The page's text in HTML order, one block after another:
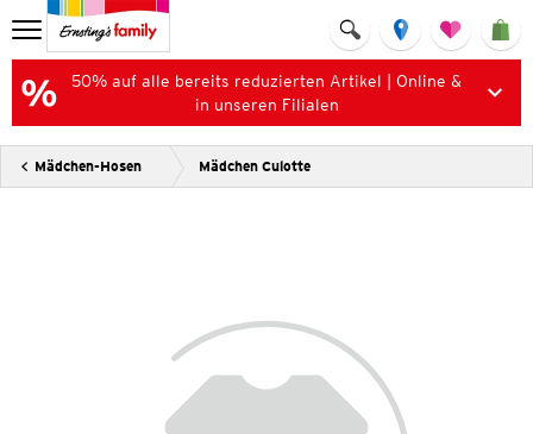
50% auf alle bereits reduzierten Artikel | Online &
in unseren Filialen
Mädchen-Hosen Mädchen Culotte